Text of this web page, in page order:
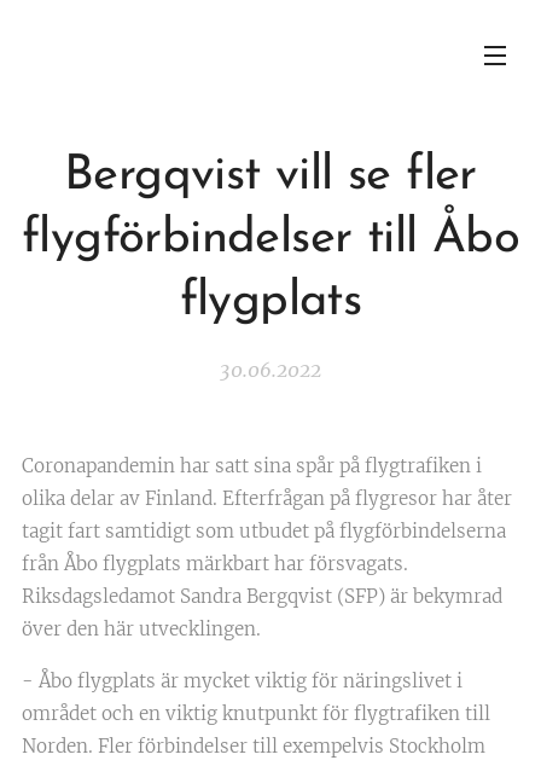
Bergqvist vill se fler
flygförbindelser till Åbo
flygplats
30.06.2022
Coronapandemin har satt sina spår på flygtrafiken i
olika delar av Finland. Efterfrågan på flygresor har åter
tagit fart samtidigt som utbudet på flygförbindelserna
från Åbo flygplats märkbart har försvagats.
Riksdagsledamot Sandra Bergqvist (SFP) är bekymrad
över den här utvecklingen.
- Åbo flygplats är mycket viktig för näringslivet i
området och en viktig knutpunkt för flygtrafiken till
Norden. Fler förbindelser till exempelvis Stockholm